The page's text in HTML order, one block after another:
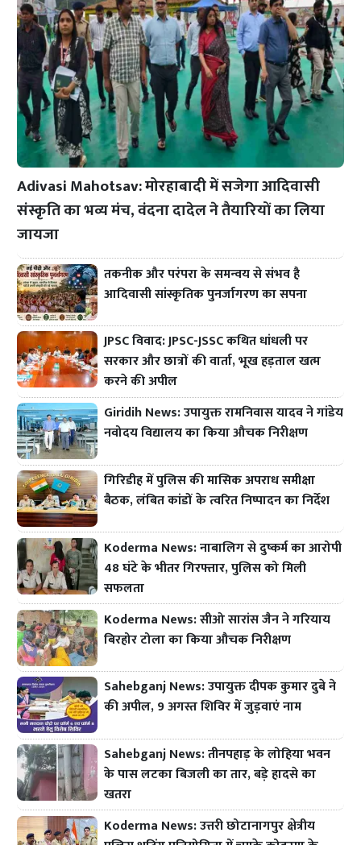
Adivasi Mahotsav: मोरहाबादी में सजेगा आदिवासी
संस्कृति का भव्य मंच, वंदना दादेल ने तैयारियों का लिया
जायजा
तकनीक और परंपरा के समन्वय से संभव है
आदिवासी सांस्कृतिक पुनर्जागरण का सपना
JPSC विवाद: JPSC-JSSC कथित धांधली पर
सरकार और छात्रों की वार्ता, भूख हड़ताल खत्म
करने की अपील
Giridih News: उपायुक्त रामनिवास यादव ने गांडेय
नवोदय विद्यालय का किया औचक निरीक्षण
गिरिडीह में पुलिस की मासिक अपराध समीक्षा
बैठक, लंबित कांडों के त्वरित निष्पादन का निर्देश
Koderma News: नाबालिग से दुष्कर्म का आरोपी
48 घंटे के भीतर गिरफ्तार, पुलिस को मिली
सफलता
Koderma News: सीओ सारांस जैन ने गरियाय
बिरहोर टोला का किया औचक निरीक्षण
Sahebganj News: उपायुक्त दीपक कुमार दुबे ने
की अपील, 9 अगस्त शिविर में जुड़वाएं नाम
Sahebganj News: तीनपहाड़ के लोहिया भवन
के पास लटका बिजली का तार, बड़े हादसे का
खतरा
Koderma News: उत्तरी छोटानागपुर क्षेत्रीय